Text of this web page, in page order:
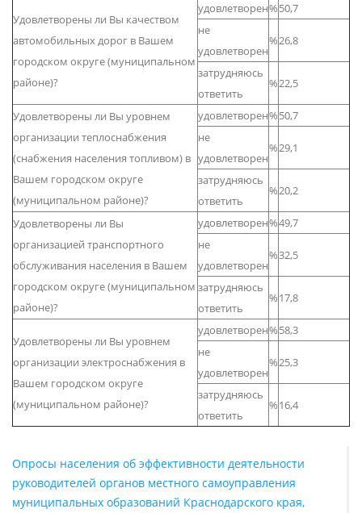
Опросы населения об эффективности деятельности
руководителей органов местного самоуправления
муниципальных образований Краснодарского края,
Удовлетворены ли Вы качеством
автомобильных дорог в Вашем
городском округе (муниципальном
районе)?
удовлетворен%50,7
не
удовлетворен
%26,8
затрудняюсь
ответить
%22,5
Удовлетворены ли Вы уровнем
организации теплоснабжения
(снабжения населения топливом) в
Вашем городском округе
(муниципальном районе)?
удовлетворен%50,7
не
удовлетворен
%29,1
затрудняюсь
ответить
%20,2
Удовлетворены ли Вы
организацией транспортного
обслуживания населения в Вашем
городском округе (муниципальном
районе)?
удовлетворен%49,7
не
удовлетворен
%32,5
затрудняюсь
ответить
%17,8
Удовлетворены ли Вы уровнем
организации электроснабжения в
Вашем городском округе
(муниципальном районе)?
удовлетворен%58,3
не
удовлетворен
%25,3
затрудняюсь
ответить
%16,4